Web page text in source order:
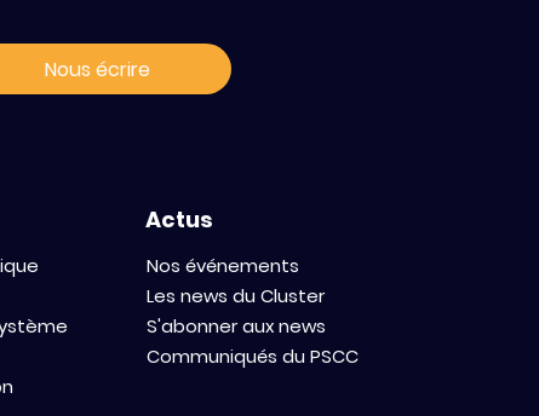
Saclay
: "Grâce à
Nous écrire
Actus
Nos événements
Les news du Cluster
S'abonner aux news
Communiqués du PSCC